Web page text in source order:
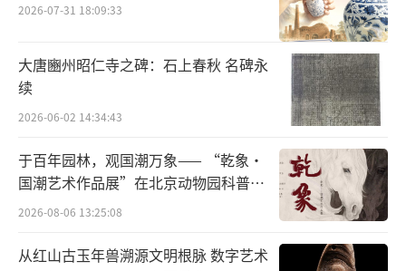
当然，数字化技术既是推动文化产业发
展、激活濒危文化、促进跨文明交流的“加速
器”，也潜藏着加剧文化同质化与不平等的暗
流。数字时代的文化盛宴并非没有“暗雷”，
其光鲜表面下也悄然侵蚀着多样性的根基。
暗雷一：“过度商业化”陷阱。数字文化
产业高度依赖市场逻辑。文化产品为追求最大
受众与即时回报，往往被迫简化内涵、迎合刻
2026-07-31 18:09:33
大唐豳州昭仁寺之碑：石上春秋 名碑永
续
2026-06-02 14:34:43
于百年园林，观国潮万象—— “乾象·
国潮艺术作品展”在北京动物园科普馆
机动展厅开展
2026-08-06 13:25:08
从红山古玉年兽溯源文明根脉 数字艺术